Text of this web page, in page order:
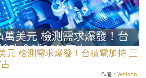
元 檢測需求爆發！台積電加持 三
作者： Welson